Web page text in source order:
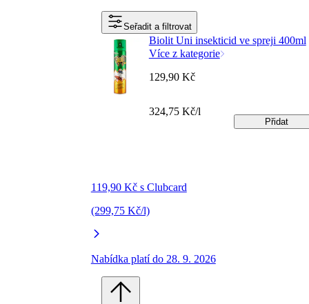
Seřadit a filtrovat
Biolit Uni insekticid ve spreji 400ml
Více z kategorie
119,90 Kč s Clubcard
(299,75 Kč/l)
Nabídka platí do 28. 9. 2026
129,90 Kč
324,75 Kč/l
Přidat